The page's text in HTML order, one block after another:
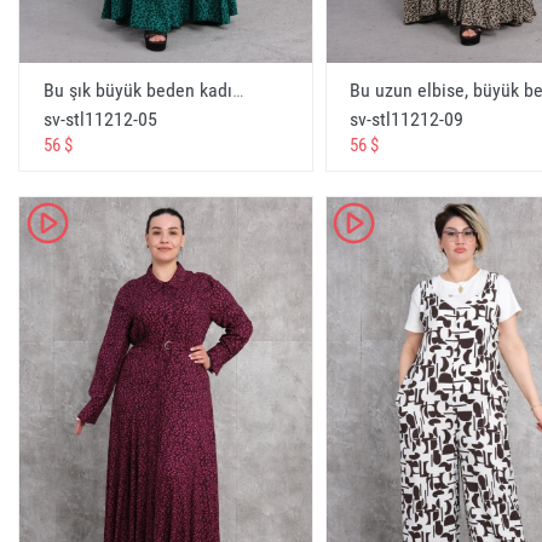
Kadın iç giyimi
Womens underwear
Женское нижнее белье
الملابس الداخلية النسائية
Kadın Spor Giyim
Womens Sportswear
Женская спортивная одежда
ملابس رياضية نسائية
Kadın Büyük Beden
Womens Plus Size
Женский плюс размер
المرأة زائد الحجم
Kadın Büyük Beden
Bu şık büyük beden kadın uzun elbise, zarafeti ve konforu bir araya getiriyor. Elbise, yeşil rengi ve desenli kumaşı ile dikkat çekiyor. Uzun kollu ve tam boy tasarımıyla her mevsimde rahatlıkla giyilebilecek bir parça. Düğme detayları ve belindeki ince kemer, elbiseye şıklık katıyor. Elbise, 42, 44, 46 ve 48 beden seçenekleriyle sunuluyor. %100 pamuk kumaş içeriği ile cildinize dost ve nefes alabilir özellikte. Bu elbiseyle her ortamda fark yaratabilirsiniz. - Yeşil
sv-stl11212-05
56 $
sv-stl11212-09
56 $
K K